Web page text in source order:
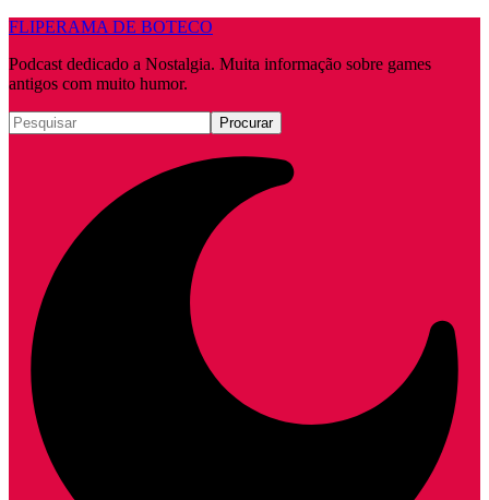
FLIPERAMA DE BOTECO
Podcast dedicado a Nostalgia. Muita informação sobre games
antigos com muito humor.